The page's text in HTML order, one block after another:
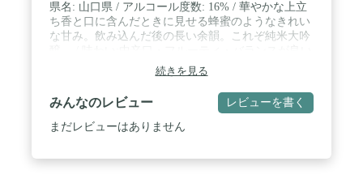
県名: 山口県 / アルコール度数: 16% / 華やかな上立
ち香と口に含んだときに見せる蜂蜜のようなきれい
な甘み。飲み込んだ後の長い余韻。これぞ純米大吟
/ 原材料:米(国産)・米こうじ(国産米) / 原産国:日本 /
出荷前は19度以下の定温倉庫で保管され、フレッシ
ュローテーションを意識して発送しています。
続きを見る
みんなのレビュー レビューを書く
まだレビューはありません